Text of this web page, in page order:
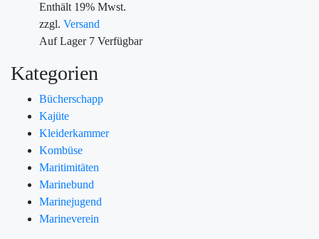
Enthält 19% Mwst.
zzgl. Versand
Auf Lager7 Verfügbar
Kategorien
Bücherschapp
Kajüte
Kleiderkammer
Kombüse
Maritimitäten
Marinebund
Marinejugend
Marineverein